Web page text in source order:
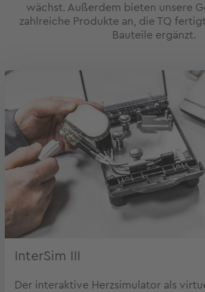
wächst. Außerdem bieten unsere
zahlreiche Produkte an, die TQ
Bauteile ergänzt.
InterSim III
Der interaktive Herzsimulator als